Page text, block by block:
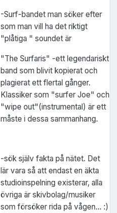
-Surf-bandet man söker efter
som man vill ha det riktigt
"plåtiga " soundet är
"The Surfaris" -ett legendariskt
band som blivit kopierat och
plagierat ett flertal gånger.
Klassiker som "surfer Joe" och
"wipe out"(instrumental) är ett
måste i dessa sammanhang.
-sök själv fakta på nätet. Det
lär vara så att endast en äkta
studioinspelning existerar, alla
övriga är skivbolag/musiker
som försöker rida på vågen... :)